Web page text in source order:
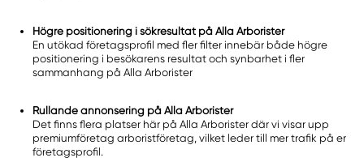
Högre positionering i sökresultat på Alla Arborister
En utökad företagsprofil med fler filter innebär både högre
positionering i besökarens resultat och synbarhet i fler
sammanhang på Alla Arborister
Rullande annonsering på Alla Arborister
Det finns flera platser här på Alla Arborister där vi visar upp
premiumföretag arboristföretag, vilket leder till mer trafik på er
företagsprofil.